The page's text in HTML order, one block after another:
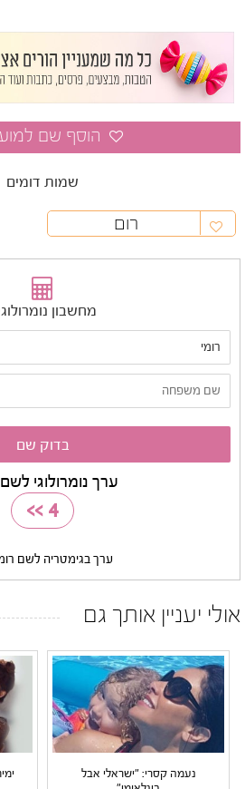
שמות דומים
רום
מחשבון
ערך נומרולוגי
4
>>
ערך בגימטריה לשם
אולי יעניין אותך גם
נעמה קסרי: "ישראלי אבל